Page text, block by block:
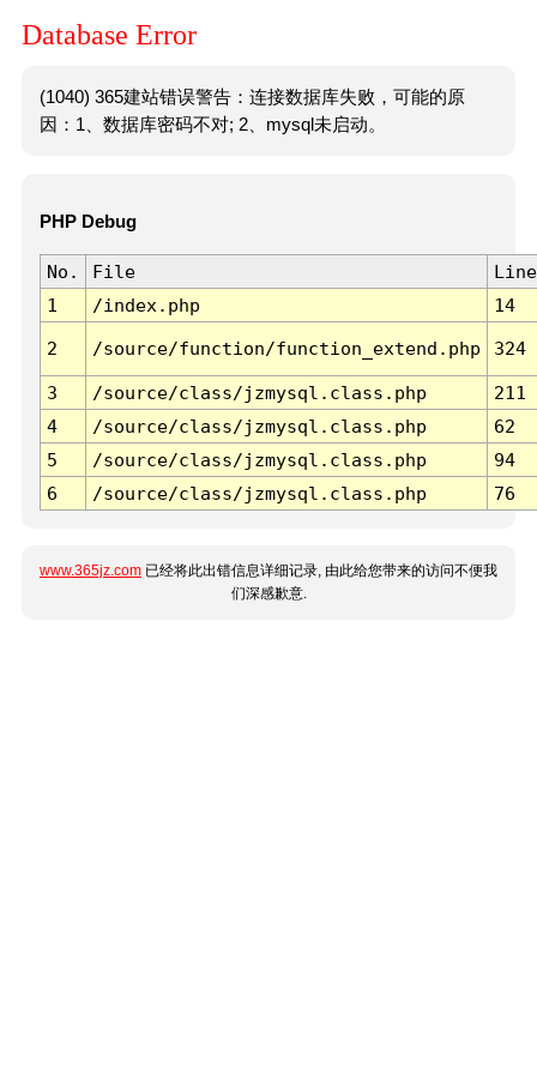
Database Error
(1040) 365建站错误警告：连接数据库失败，可能的原
因：1、数据库密码不对; 2、mysql未启动。
PHP Debug
No. File
Line
1
/index.php 14
2 /source/function/function_extend.php 324
3 /source/class/jzmysql.class.php
211
4
/source/class/jzmysql.class.php
62
5
/source/class/jzmysql.class.php
94
6
/source/class/jzmysql.class.php 76
www.365jz.com 已经将此出错信息详细记录, 由此给您带来的访问不便我
们深感歉意.